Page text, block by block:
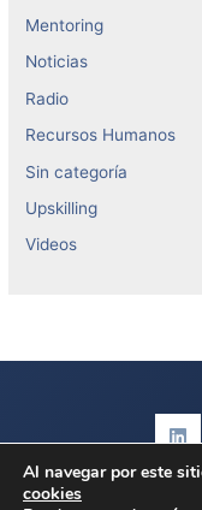
Mentoring
Noticias
Radio
Recursos Humanos
Sin categoría
Upskilling
Videos
Aviso legal
Al navegar por este
cookies